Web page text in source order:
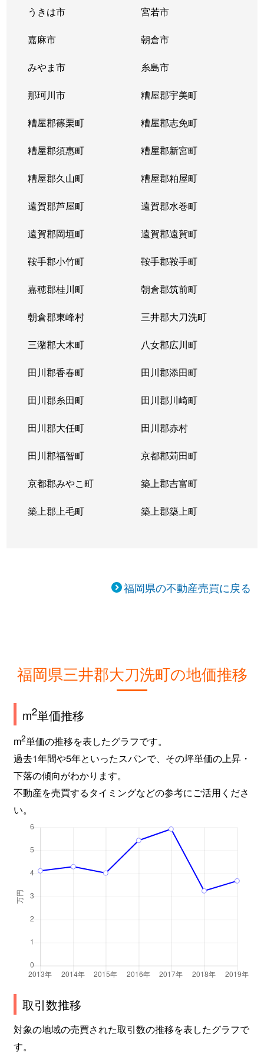
うきは市 宮若市
嘉麻市 朝倉市
みやま市 糸島市
那珂川市 糟屋郡宇美町
糟屋郡篠栗町 糟屋郡志免町
糟屋郡須惠町 糟屋郡新宮町
糟屋郡久山町 糟屋郡粕屋町
遠賀郡芦屋町 遠賀郡水巻町
遠賀郡岡垣町 遠賀郡遠賀町
鞍手郡小竹町 鞍手郡鞍手町
嘉穂郡桂川町 朝倉郡筑前町
朝倉郡東峰村 三井郡大刀洗町
三潴郡大木町 八女郡広川町
田川郡香春町 田川郡添田町
田川郡糸田町 田川郡川崎町
田川郡大任町 田川郡赤村
田川郡福智町 京都郡苅田町
京都郡みやこ町 築上郡吉富町
築上郡上毛町 築上郡築上町
福岡県の不動産売買に戻る
福岡県三井郡大刀洗町の地価推移
m2単価推移
m2単価の推移を表したグラフです。
過去1年間や5年といったスパンで、その坪単価の上昇・
下落の傾向がわかります。
不動産を売買するタイミングなどの参考にご活用くださ
い。
取引数推移
対象の地域の売買された取引数の推移を表したグラフで
す。